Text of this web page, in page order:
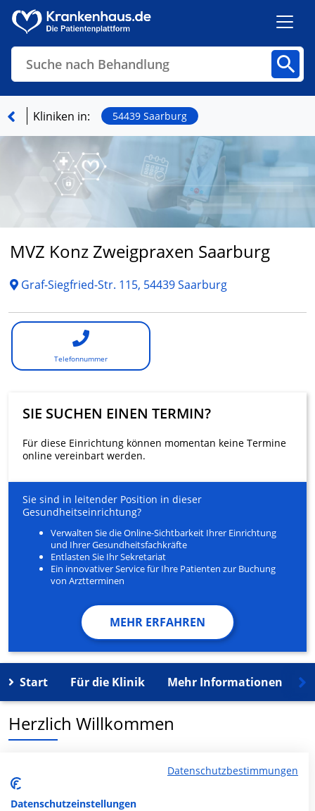
Suche nach Behandlung
Finden
Kliniken in: 54439 Saarburg
MVZ Konz Zweigpraxen Saarburg
Graf-Siegfried-Str. 115, 54439 Saarburg
Telefonnummer
SIE SUCHEN EINEN TERMIN?
Für diese Einrichtung können momentan keine Termine
online vereinbart werden.
Sie sind in leitender Position in dieser
Gesundheitseinrichtung?
Verwalten Sie die Online-Sichtbarkeit Ihrer Einrichtung
und Ihrer Gesundheitsfachkräfte
Entlasten Sie Ihr Sekretariat
Ein innovativer Service für Ihre Patienten zur Buchung
von Arztterminen
MEHR ERFAHREN
Start Für die Klinik Mehr Informationen
Herzlich Willkommen
Str. 115 ist ein medizinisches Versorgungszentrum in
Saarburg.
Datenschutzbestimmungen
Datenschutzeinstellungen